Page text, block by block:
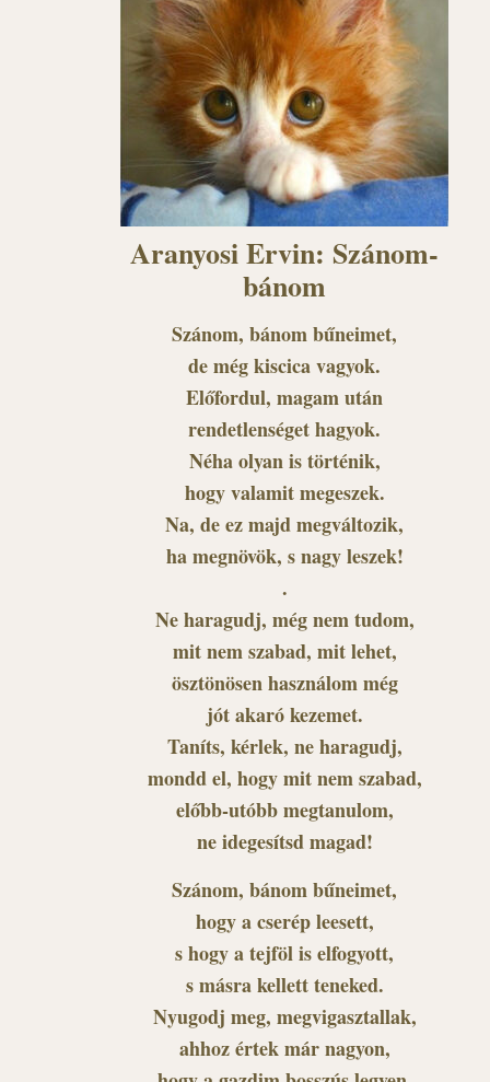
Aranyosi Ervin: Szánom-
bánom
Szánom, bánom bűneimet,
de még kiscica vagyok.
Előfordul, magam után
rendetlenséget hagyok.
Néha olyan is történik,
hogy valamit megeszek.
Na, de ez majd megváltozik,
ha megnövök, s nagy leszek!
.
Ne haragudj, még nem tudom,
mit nem szabad, mit lehet,
ösztönösen használom még
jót akaró kezemet.
Taníts, kérlek, ne haragudj,
mondd el, hogy mit nem szabad,
előbb-utóbb megtanulom,
ne idegesítsd magad!
Szánom, bánom bűneimet,
hogy a cserép leesett,
s hogy a tejföl is elfogyott,
s másra kellett teneked.
Nyugodj meg, megvigasztallak,
ahhoz értek már nagyon,